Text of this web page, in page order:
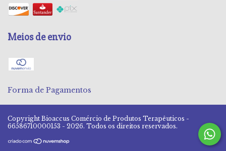
Meios de envio
Forma de Pagamentos
Copyright Bioaccus Comércio de Produtos Terapêuticos -
66586710000153 - 2026. Todos os direitos reservados.